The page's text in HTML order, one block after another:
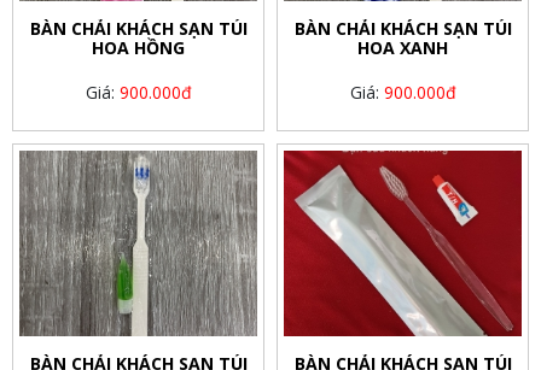
BÀN CHẢI KHÁCH SẠN TÚI
HOA HỒNG
Giá: 900.000đ
BÀN CHẢI KHÁCH SẠN TÚI
HOA XANH
Giá: 900.000đ
BÀN CHẢI KHÁCH SẠN TÚI
BÀN CHẢI KHÁCH SẠN TÚI